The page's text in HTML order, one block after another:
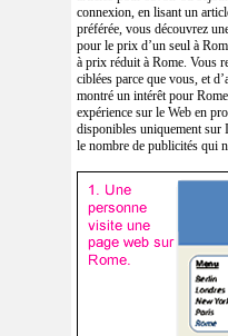
connexion, en lisant un
préférée, vous découvrez
pour le prix d’un seul à
à prix réduit à Rome. Vous
ciblées parce que vous, et
montré un intérêt pour
expérience sur le Web en
disponibles uniquement sur
le nombre de publicités qui